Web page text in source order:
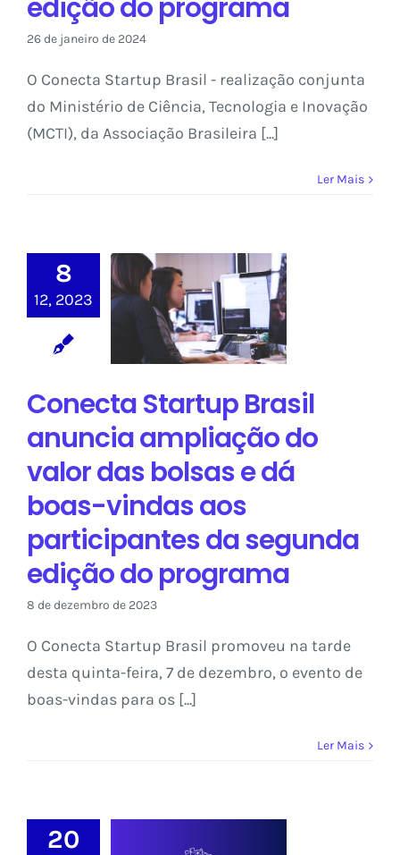
edição do programa
26 de janeiro de 2024
O Conecta Startup Brasil - realização conjunta
do Ministério de Ciência, Tecnologia e Inovação
(MCTI), da Associação Brasileira [...]
Ler Mais
8
12, 2023
Brasil anuncia
ampliação do
valor das bolsas
e dá boas-
vindas aos
participantes da
segunda edição
do programa
Sem categoria
Conecta Startup Brasil
anuncia ampliação do
valor das bolsas e dá
boas-vindas aos
participantes da segunda
edição do programa
8 de dezembro de 2023
O Conecta Startup Brasil promoveu na tarde
desta quinta-feira, 7 de dezembro, o evento de
boas-vindas para os [...]
Ler Mais
20
Que tal investir